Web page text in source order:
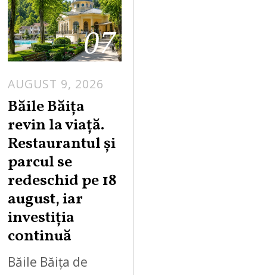
07
AUGUST 9, 2026
S
9
Băile Băița
revin la viață.
Restaurantul și
parcul se
redeschid pe 18
august, iar
investiția
continuă
Băile Băița de